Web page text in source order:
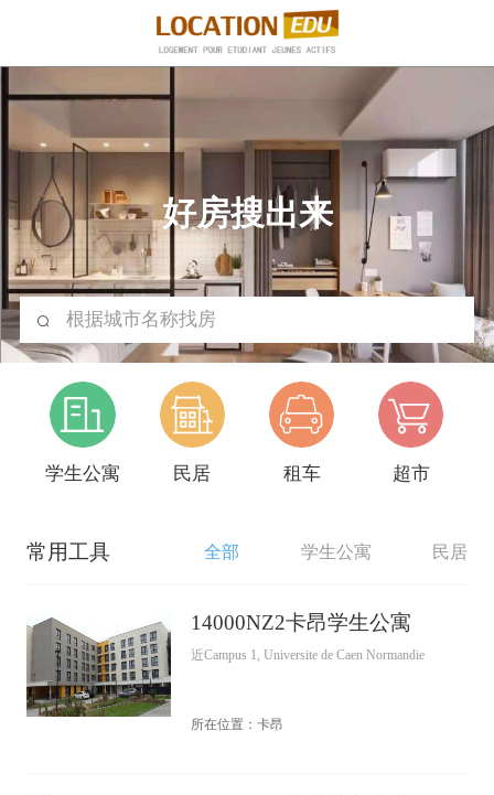
好房搜出来
根据城市名称找房
学生公寓 民居 租车 超市
常用工具 全部 学生公寓 民居
14000NZ2卡昂学生公寓
近Campus 1, Universite de Caen Normandie
所在位置：卡昂